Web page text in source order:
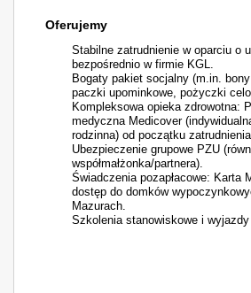
Oferujemy
Stabilne zatrudnienie w oparciu o
bezpośrednio w firmie KGL.
Bogaty pakiet socjalny (m.in.
paczki upominkowe, pożyczki
Kompleksowa opieka zdrowotna:
medyczna Medicover
rodzinna) od początku
Ubezpieczenie grupowe PZU
współmałżonka/partnera).
Świadczenia pozapłacowe: Karta
dostęp do domków
Mazurach.
Szkolenia stanowiskowe i